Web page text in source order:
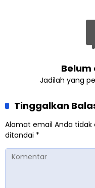
Jadilah yang
Tinggalkan
Alamat email Anda tidak
ditandai *